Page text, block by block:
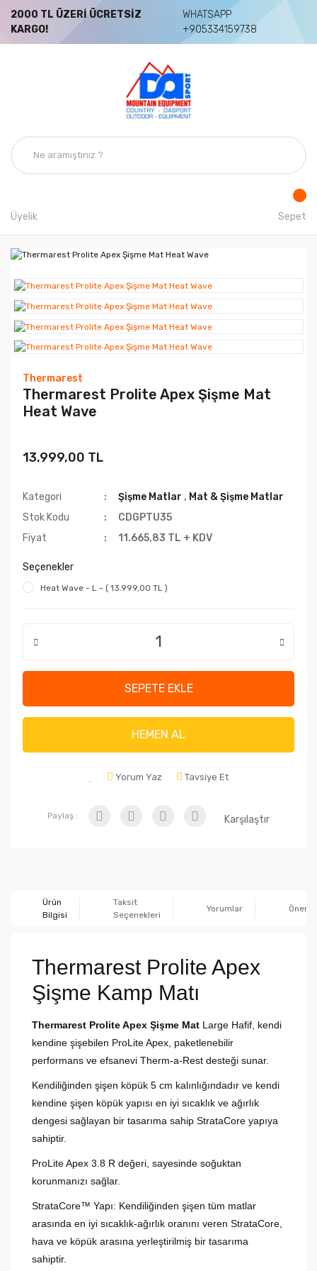
2000 TL ÜZERİ ÜCRETSİZ
KARGO!
WHATSAPP
+905334159738
Üyelik Sepet
Thermarest
Thermarest Prolite Apex Şişme Mat
Heat Wave
13.999,00 TL
Kategori Şişme Matlar , Mat & Şişme Matlar
Stok Kodu
CDGPTU35
Fiyat
11.665,83 TL + KDV
Seçenekler
Heat Wave - L - ( 13.999,00 TL )
SEPETE EKLE
HEMEN AL
Yorum Yaz Tavsiye Et
Paylaş : Karşılaştır
Ürün
Bilgisi
Taksit
Seçenekleri
Yorumlar
Thermarest Prolite Apex
Şişme Kamp Matı
Thermarest Prolite Apex Şişme Mat Large Hafif, kendi
kendine şişebilen ProLite Apex, paketlenebilir
performans ve efsanevi Therm-a-Rest desteği sunar.
Kendiliğinden şişen köpük 5 cm kalınlığındadır ve kendi
kendine şişen köpük yapısı en iyi sıcaklık ve ağırlık
dengesi sağlayan bir tasarıma sahip StrataCore yapıya
sahiptir.
ProLite Apex 3.8 R değeri, sayesinde soğuktan
korunmanızı sağlar.
StrataCore™ Yapı: Kendiliğinden şişen tüm matlar
arasında en iyi sıcaklık-ağırlık oranını veren StrataCore,
hava ve köpük arasına yerleştirilmiş bir tasarıma
sahiptir.